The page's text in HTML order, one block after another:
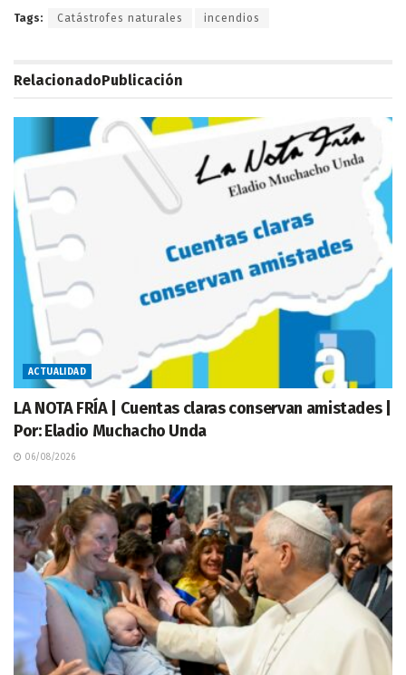
Tags: Catástrofes naturales incendios
RelacionadoPublicación
ACTUALIDAD
LA NOTA FRÍA | Cuentas claras conservan amistades |
Por: Eladio Muchacho Unda
06/08/2026